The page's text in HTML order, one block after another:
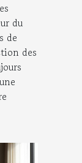
du
de
des